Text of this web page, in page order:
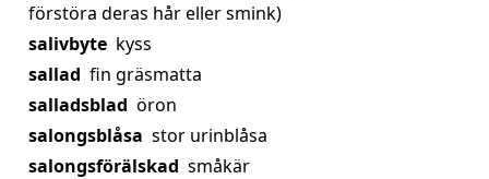
förstöra deras hår eller smink)
salivbyte kyss
sallad fin gräsmatta
salladsblad öron
salongsblåsa stor urinblåsa
salongsförälskad småkär